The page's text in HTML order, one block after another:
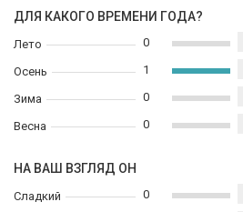
ДЛЯ КАКОГО ВРЕМЕНИ ГОДА?
Лето
Осень
Зима
Весна
0
1
0
0
НА ВАШ ВЗГЛЯД ОН
Сладкий
0